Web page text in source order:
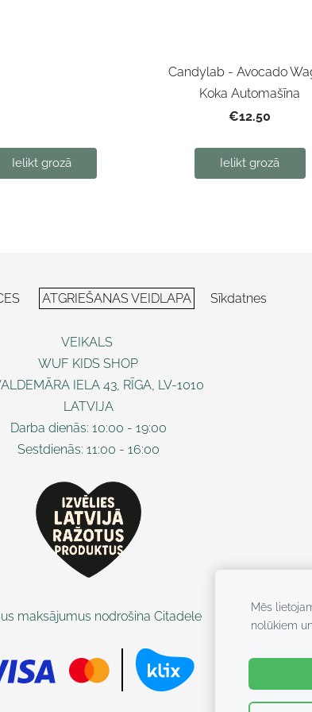
Ielikt grozā
Candylab - Avocado
Koka Automašīna
€12.50
Ielikt grozā
ATGRIEŠANAS VEIDLAPA Sīkdatnes
VEIKALS
WUF KIDS SHOP
IELA 43, RĪGA, LV-1010
LATVIJA
Darba dienās: 10:00 - 19:00
Sestdienās: 11:00 - 16:00
maksājumus nodrošina Citadele
Mēs
nolūkiem